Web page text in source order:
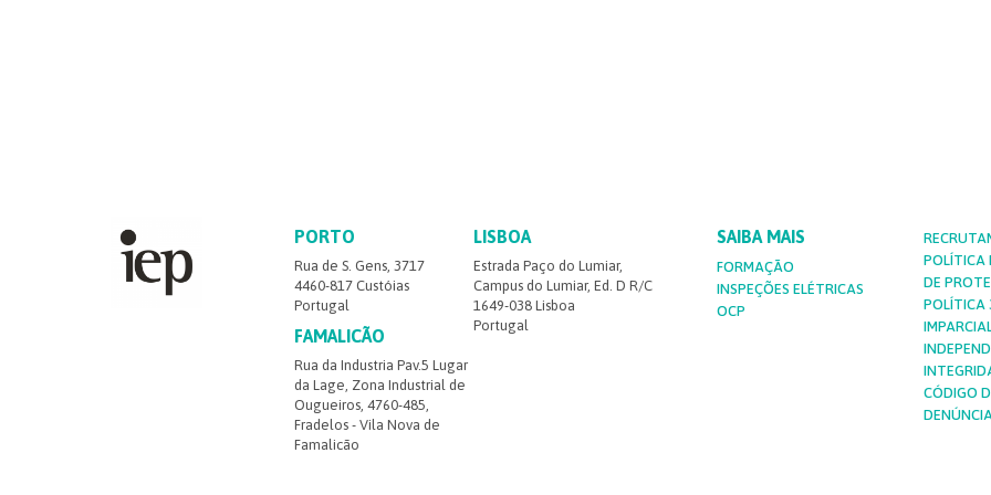
PORTO
Rua de S. Gens, 3717
4460-817 Custóias
Portugal
FAMALICÃO
Rua da Industria Pav.5 Lugar
da Lage, Zona Industrial de
Ougueiros, 4760-485,
Fradelos - Vila Nova de
Famalicão
LISBOA
Estrada Paço do Lumiar,
Campus do Lumiar, Ed. D R/C
1649-038 Lisboa
Portugal
SAIBA MAIS
FORMAÇÃO
INSPEÇÕES ELÉTRICAS
OCP
POLÍTICA
DE
POLÍTICA
CÓDIGO